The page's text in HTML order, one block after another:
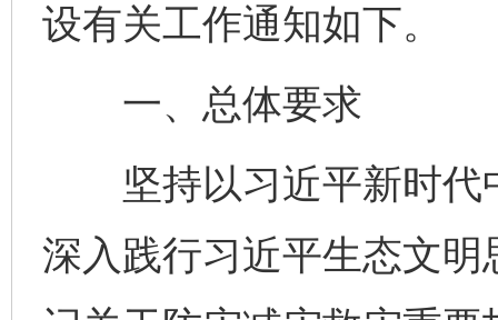
设有关工作通知如下。
一、总体要求
坚持以习近平新时代
深入践行习近平生态文